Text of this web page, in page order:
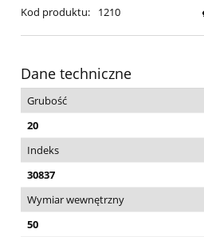
Kod produktu:
1210
Dane techniczne
Grubość
20
Indeks
30837
Wymiar wewnętrzny
50